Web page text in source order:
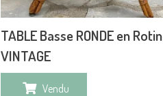
TABLE Basse RONDE en Rotin
VINTAGE
Vendu